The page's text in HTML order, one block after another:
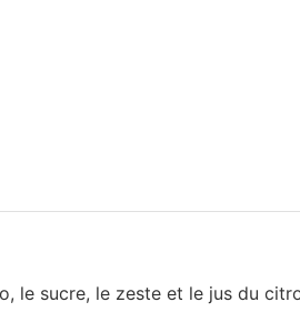
le sucre, le zeste et le jus du